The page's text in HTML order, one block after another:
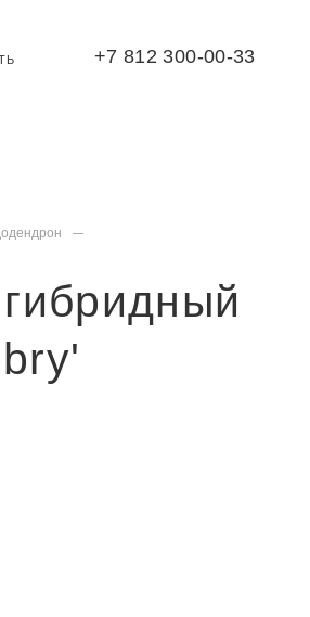
+7 812 300-00-33